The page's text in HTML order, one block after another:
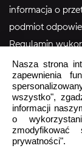
informacja o
podmiot
Regulamin
Obsługa
Pon - Pt9:00 -
Sob - Ndz
Nasza strona
zapewnienia
wszystko",
informacji
o
prywatności".